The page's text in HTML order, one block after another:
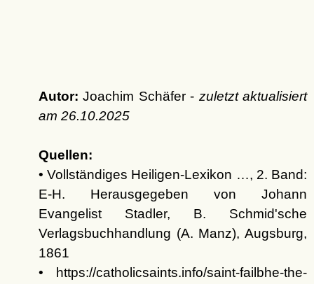
Autor: Joachim Schäfer - zuletzt aktualisiert
am 26.10.2025
Quellen:
• Vollständiges Heiligen-Lexikon …, 2. Band:
E-H. Herausgegeben von Johann
Evangelist Stadler, B. Schmid'sche
Verlagsbuchhandlung (A. Manz), Augsburg,
1861
• https://catholicsaints.info/saint-failbhe-the-